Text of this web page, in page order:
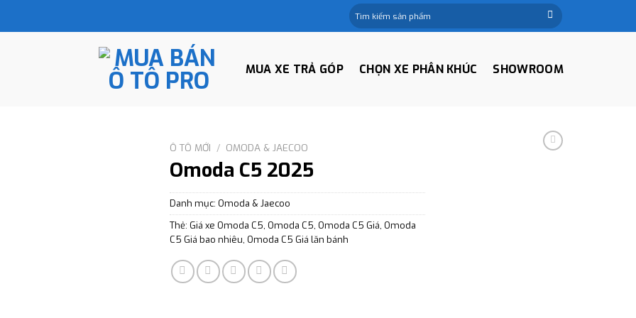
Tìm
kiếm:
MUA XE TRẢ GÓP CHỌN XE PHÂN KHÚC SHOWROOM
Ô TÔ MỚI / OMODA & JAECOO
Omoda C5 2025
Danh mục: Omoda & Jaecoo
Thẻ: Giá xe Omoda C5, Omoda C5, Omoda C5 Giá, Omoda
C5 Giá bao nhiêu, Omoda C5 Giá lăn bánh